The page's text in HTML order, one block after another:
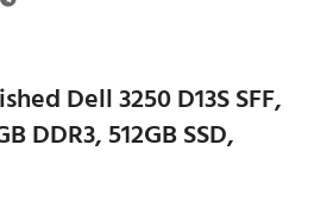
Dell 3250 D13S SFF,
DDR3, 512GB SSD,